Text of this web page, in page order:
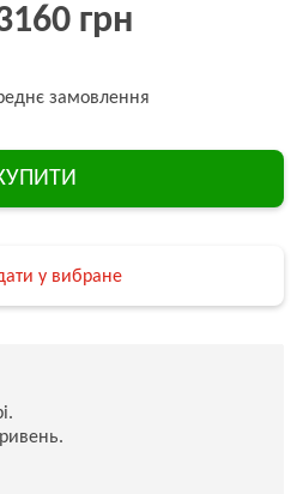
грн
замовлення
у вибране